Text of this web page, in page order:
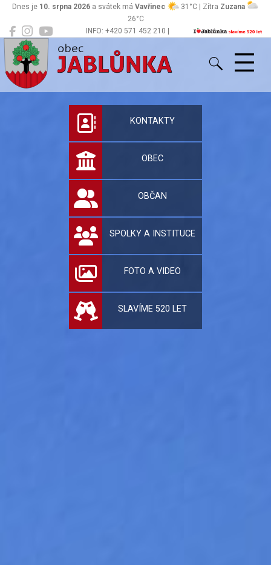
INFO: +420 571 452 210 |
Dnes je 10. srpna 2026 a svátek má Vavřinec 31°C | Zítra Zuzana
26°C
Jablůnka
Oficiální stránky
KONTAKTY
OBEC
OBČAN
SPOLKY A INSTITUCE
FOTO A VIDEO
SLAVÍME 520 LET